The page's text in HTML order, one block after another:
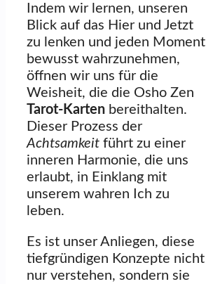
Indem wir lernen, unseren
Blick auf das Hier und Jetzt
zu lenken und jeden Moment
bewusst wahrzunehmen,
öffnen wir uns für die
Weisheit, die die Osho Zen
Tarot-Karten bereithalten.
Dieser Prozess der
Achtsamkeit führt zu einer
inneren Harmonie, die uns
erlaubt, in Einklang mit
unserem wahren Ich zu
leben.
Es ist unser Anliegen, diese
tiefgründigen Konzepte nicht
nur verstehen, sondern sie